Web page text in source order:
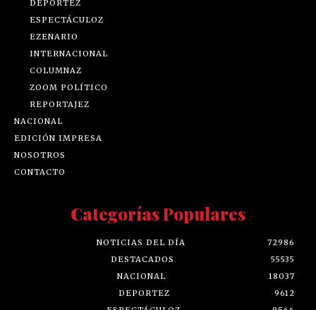
DEPORTEZ
ESPECTÁCULOZ
EZENARIO
INTERNACIONAL
COLUMNAZ
ZOOM POLÍTICO
REPORTAJEZ
NACIONAL
EDICIÓN IMPRESA
NOSOTROS
CONTACTO
Categorías Populares
NOTICIAS DEL DÍA
72986
DESTACADOS
55535
NACIONAL
18037
DEPORTEZ
9612